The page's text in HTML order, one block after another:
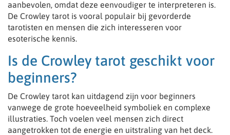
aanbevolen, omdat deze eenvoudiger te interpreteren is.
De Crowley tarot is vooral populair bij gevorderde
tarotisten en mensen die zich interesseren voor
esoterische kennis.
Is de Crowley tarot geschikt voor
beginners?
De Crowley tarot kan uitdagend zijn voor beginners
vanwege de grote hoeveelheid symboliek en complexe
illustraties. Toch voelen veel mensen zich direct
aangetrokken tot de energie en uitstraling van het deck.